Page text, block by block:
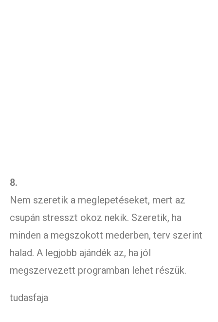
8.
Nem szeretik a meglepetéseket, mert az
csupán stresszt okoz nekik. Szeretik, ha
minden a megszokott mederben, terv szerint
halad. A legjobb ajándék az, ha jól
megszervezett programban lehet részük.
tudasfaja